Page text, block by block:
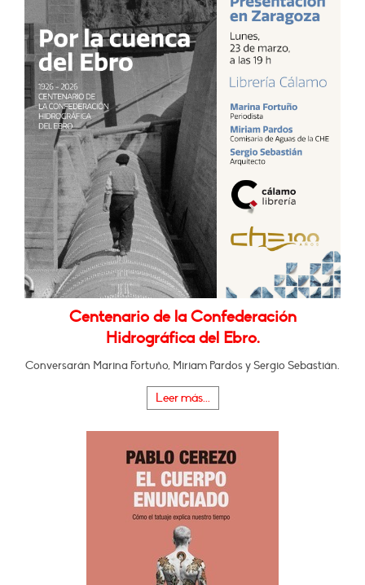
Centenario de la Confederación
Hidrográfica del Ebro.
Conversarán Marina Fortuño, Miriam Pardos y Sergio Sebastián.
Leer más...